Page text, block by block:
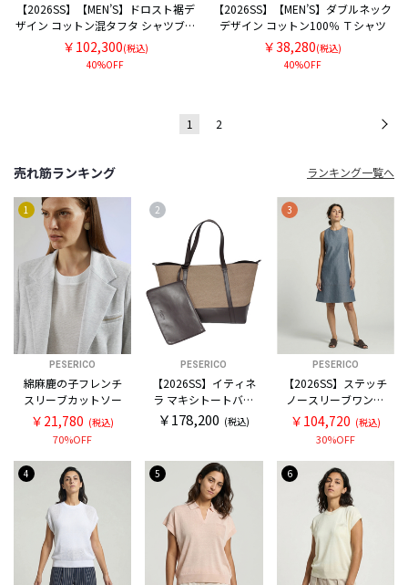
【2026SS】【MEN’S】ドロスト裾デ
ザイン コットン混タフタ シャツブル
ゾン
￥102,300(税込)
40%OFF
【2026SS】【MEN’S】ダブルネック
デザイン コットン100％ Ｔシャツ
￥38,280(税込)
40%OFF
1 2
売れ筋ランキング ランキング一覧へ
1
PESERICO
綿麻鹿の子フレンチ
スリーブカットソー
￥21,780 (税込)
70%OFF
2
PESERICO
【2026SS】イティネ
ラ マキシトートバッ
グ
￥178,200 (税込)
3
PESERICO
【2026SS】ステッチ
ノースリーブワンピ
ース
￥104,720 (税込)
30%OFF
4 5 6